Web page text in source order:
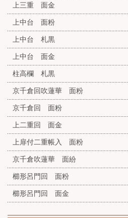
上三重 面金
上中台 面粉
上中台 札黒
上中台 面金
柱高欄 札黒
京千倉回吹蓮華 面粉
京千倉回 面粉
上二重回 面金
上扉付二重帳入 面粉
京千倉吹蓮華 面紛
櫛形呂門回 面粉
櫛形呂門回 面金